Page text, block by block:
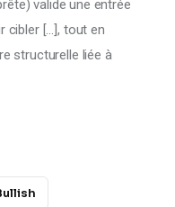
valide une entrée
cibler […], tout en
structurelle liée à